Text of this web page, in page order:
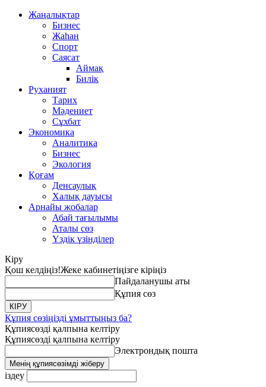
Жаңалықтар
Бизнес
Жаһан
Спорт
Саясат
Аймақ
Билік
Руханият
Тарих
Мәдениет
Сұхбат
Экономика
Аналитика
Бизнес
Экология
Қоғам
Денсаулық
Халық дауысы
Арнайы жобалар
Абай тағылымы
Аталы сөз
Үздік үзінділер
Кіру
Қош келдіңіз!Жеке кабинетіңізге кіріңіз
Пайдаланушы аты
Құпия сөз
Құпия сөзіңізді ұмыттыңыз ба?
Құпиясөзді қалпына келтіру
Құпиясөзді қалпына келтіру
Электрондық пошта
іздеу